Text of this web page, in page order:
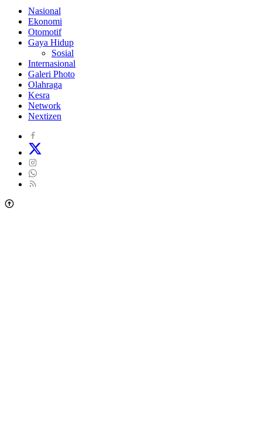
Nasional
Ekonomi
Otomotif
Gaya Hidup
Sosial
Internasional
Galeri Photo
Olahraga
Kesra
Network
Nextizen